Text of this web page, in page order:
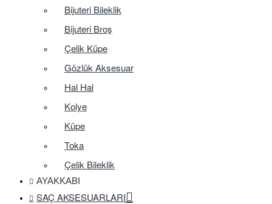
Bijuteri Bileklik
Bijuteri Broş
Çelik Küpe
Gözlük Aksesuar
Hal Hal
Kolye
Küpe
Toka
Çelik Bileklik
AYAKKABI
SAÇ AKSESUARLARI